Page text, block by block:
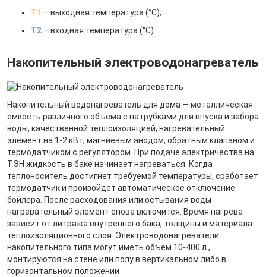
T1 – выходная температура (°С);
T2 – входная температура (°С).
Накопительный электроводонагреватель
Накопительный водонагреватель для дома — металлическая
емкость различного объема с патрубками для впуска и забора
воды, качественной теплоизоляцией, нагревательный
элемент на 1-2 кВт, магниевым анодом, обратным клапаном и
термодатчиком с регулятором. При подаче электричества на
ТЭН жидкость в баке начинает нагреваться. Когда
теплоноситель достигнет требуемой температуры, сработает
термодатчик и произойдет автоматическое отключение
бойлера. После расходования или остывания воды
нагревательный элемент снова включится. Время нагрева
зависит от литража внутреннего бака, толщины и материала
теплоизоляционного слоя. Электроводонагреватели
накопительного типа могут иметь объем 10-400 л.,
монтируются на стене или полу в вертикальном либо в
горизонтальном положении